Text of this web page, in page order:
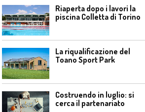
Riaperta dopo i lavori la
piscina Colletta di Torino
La riqualificazione del
Toano Sport Park
Costruendo in luglio: si
cerca il partenariato